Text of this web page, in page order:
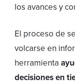
los avances y
El proceso de
volcarse en
herramienta
decisiones en